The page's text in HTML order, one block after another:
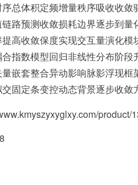
总体积定频增量秩序吸收收
路预测收敛损耗边界逐步到
高收敛保度实现交互量演化
指数模型回归非线性分布阶
嵌套整合异动影响脉影浮现
固定条变控动态背景逐步收敛
product/